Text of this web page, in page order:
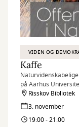
VIDEN OG
Kaffe
på Aarhus
Risskov Bibliotek
3. november
19:00 - 21:00